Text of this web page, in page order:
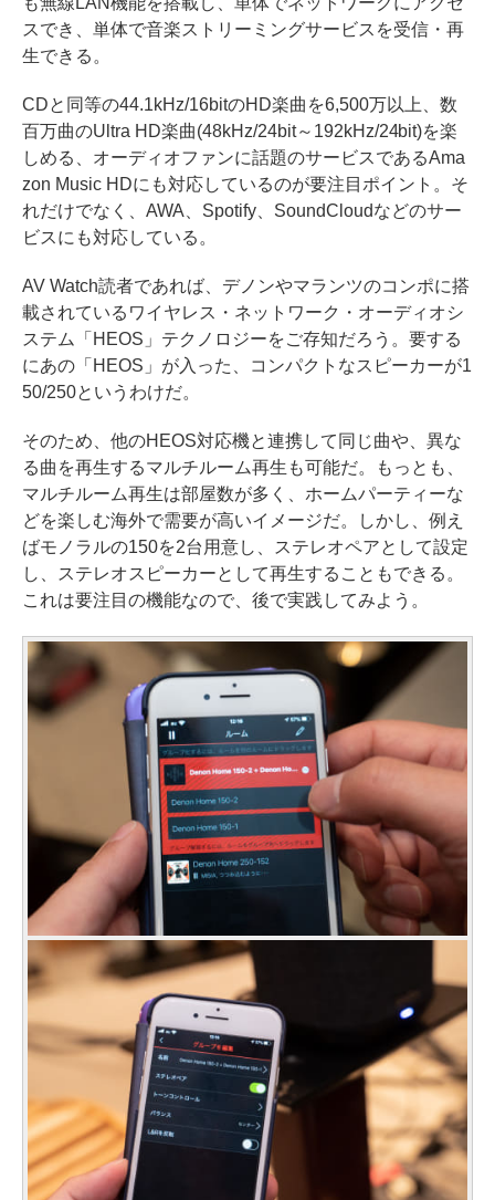
スでき、単体で音楽ストリーミングサービスを受信・再
生できる。
CDと同等の44.1kHz/16bitのHD楽曲を6,500万以上、数
百万曲のUltra HD楽曲(48kHz/24bit～192kHz/24bit)を楽
しめる、オーディオファンに話題のサービスであるAma
zon Music HDにも対応しているのが要注目ポイント。そ
れだけでなく、AWA、Spotify、SoundCloudなどのサー
ビスにも対応している。
AV Watch読者であれば、デノンやマランツのコンポに搭
載されているワイヤレス・ネットワーク・オーディオシ
ステム「HEOS」テクノロジーをご存知だろう。要する
にあの「HEOS」が入った、コンパクトなスピーカーが1
50/250というわけだ。
そのため、他のHEOS対応機と連携して同じ曲や、異な
る曲を再生するマルチルーム再生も可能だ。もっとも、
マルチルーム再生は部屋数が多く、ホームパーティーな
どを楽しむ海外で需要が高いイメージだ。しかし、例え
ばモノラルの150を2台用意し、ステレオペアとして設定
し、ステレオスピーカーとして再生することもできる。
これは要注目の機能なので、後で実践してみよう。